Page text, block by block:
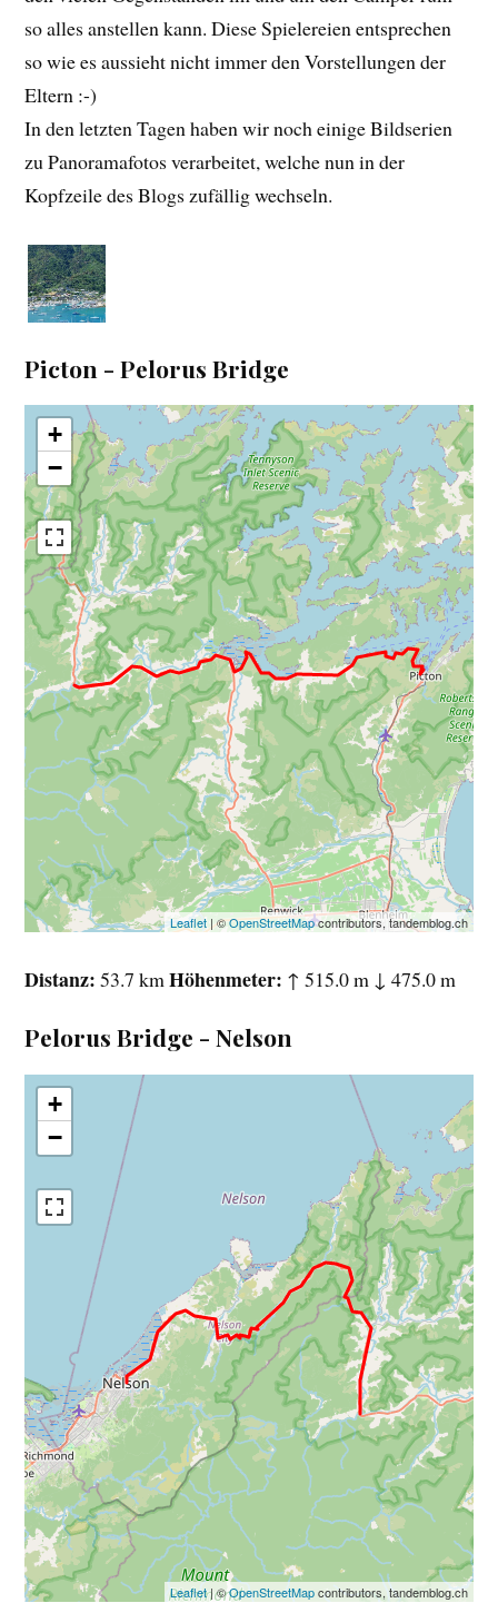
so alles anstellen kann. Diese Spielereien entsprechen
so wie es aussieht nicht immer den Vorstellungen der
Eltern :-)
In den letzten Tagen haben wir noch einige Bildserien
zu Panoramafotos verarbeitet, welche nun in der
Kopfzeile des Blogs zufällig wechseln.
Picton - Pelorus Bridge
+
−
Leaflet| ©OpenStreetMapcontributors, tandemblog.ch
Distanz 53.7 km Höhenmeter ↑ 515.0 m ↓ 475.0 m
Pelorus Bridge - Nelson
+
−
Leaflet| ©OpenStreetMapcontributors, tandemblog.ch